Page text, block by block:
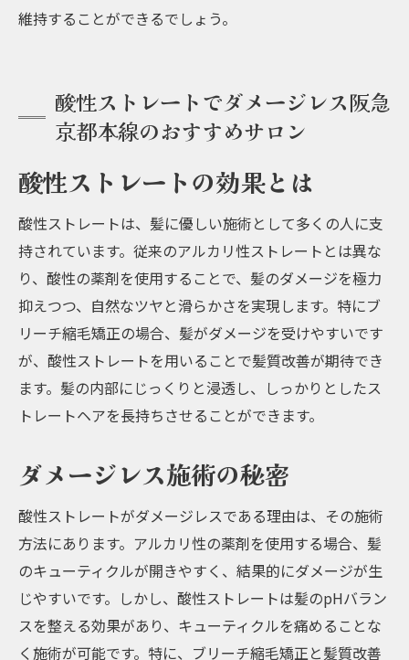
維持することができるでしょう。
酸性ストレートでダメージレス阪急
京都本線のおすすめサロン
酸性ストレートの効果とは
酸性ストレートは、髪に優しい施術として多くの人に支
持されています。従来のアルカリ性ストレートとは異な
り、酸性の薬剤を使用することで、髪のダメージを極力
抑えつつ、自然なツヤと滑らかさを実現します。特にブ
リーチ縮毛矯正の場合、髪がダメージを受けやすいです
が、酸性ストレートを用いることで髪質改善が期待でき
ます。髪の内部にじっくりと浸透し、しっかりとしたス
トレートヘアを長持ちさせることができます。
ダメージレス施術の秘密
酸性ストレートがダメージレスである理由は、その施術
方法にあります。アルカリ性の薬剤を使用する場合、髪
のキューティクルが開きやすく、結果的にダメージが生
じやすいです。しかし、酸性ストレートは髪のpHバラン
スを整える効果があり、キューティクルを痛めることな
く施術が可能です。特に、ブリーチ縮毛矯正と髪質改善